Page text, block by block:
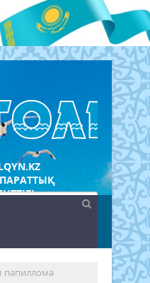
папиллома